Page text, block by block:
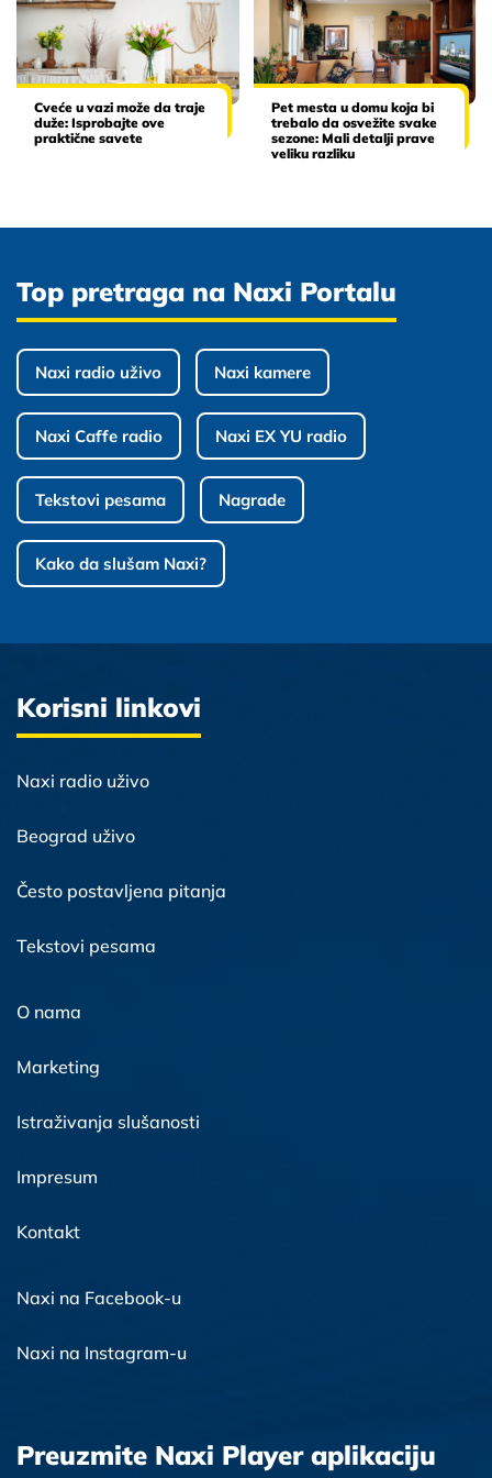
Cveće u vazi može da traje
duže: Isprobajte ove
praktične savete
Pet mesta u domu koja bi
trebalo da osvežite svake
sezone: Mali detalji prave
veliku razliku
Top pretraga na Naxi Portalu
Naxi radio uživo Naxi kamere
Naxi Caffe radio Naxi EX YU radio
Tekstovi pesama Nagrade
Kako da slušam Naxi?
Korisni linkovi
Naxi radio uživo
Beograd uživo
Često postavljena pitanja
Tekstovi pesama
O nama
Marketing
Istraživanja slušanosti
Impresum
Kontakt
Naxi na Facebook-u
Naxi na Instagram-u
Preuzmite Naxi Player aplikaciju